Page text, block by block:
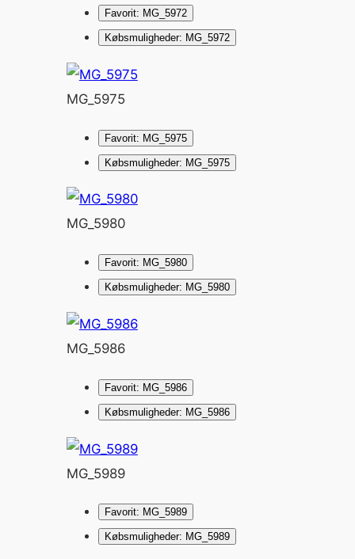
Favorit: MG_5972
Købsmuligheder: MG_5972
MG_5975
Favorit: MG_5975
Købsmuligheder: MG_5975
MG_5980
Favorit: MG_5980
Købsmuligheder: MG_5980
MG_5986
Favorit: MG_5986
Købsmuligheder: MG_5986
MG_5989
Favorit: MG_5989
Købsmuligheder: MG_5989